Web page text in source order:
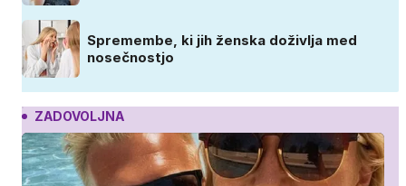
Spremembe, ki jih ženska doživlja med
nosečnostjo
ZADOVOLJNA